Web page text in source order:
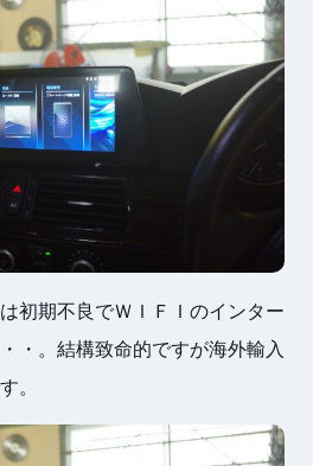
初期不良でＷＩＦＩのインター
・。結構致命的ですが海外輸入
。